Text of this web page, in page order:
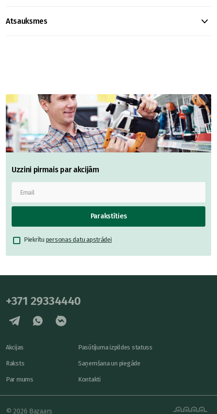
Atsauksmes
Uzzini pirmais par akcijām
Parakstīties
Piekrītu personas datu apstrādei
+371 29334440
Akcijas
Raksts
Par mums
Pasūtījuma izpildes statuss
Saņemšana un piegāde
Kontakti
© 2026 Bazaars